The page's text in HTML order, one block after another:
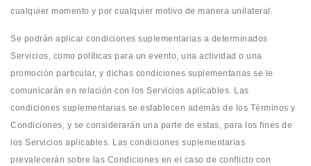
cualquier momento y por cualquier motivo de manera unilateral.
Se podrán aplicar condiciones suplementarias a determinados
Servicios, como políticas para un evento, una actividad o una
promoción particular, y dichas condiciones suplementarias se le
comunicarán en relación con los Servicios aplicables. Las
condiciones suplementarias se establecen además de los Términos y
Condiciones, y se considerarán una parte de estas, para los fines de
los Servicios aplicables. Las condiciones suplementarias
prevalecerán sobre las Condiciones en el caso de conflicto con